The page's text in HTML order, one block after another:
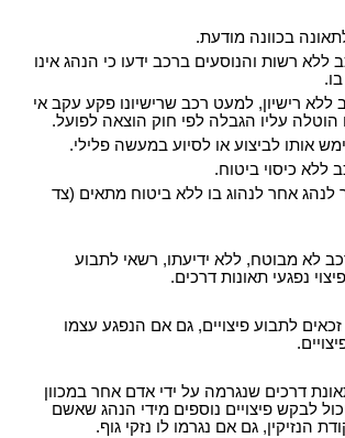
בכוונה מודעת.
רשות והנוסעים ברכב ידעו כי הנהג אינו
רישיון, למעט רכב שרישיונו פקע עקב אי
עליו הגבלה לפי חוק הוצאה לפועל.
אותו לביצוע או לסיוע במעשה פלילי.
כיסוי ביטוח.
לנהג אחר לנהוג בו ללא ביטוח מתאים (צד
לא מבוטח, ללא ידיעתו, רשאי לתבוע
נפגעי תאונות דרכים.
זכאים לתבוע פיצויים, גם אם הנפגע עצמו
דרכים שנגרמה על ידי אדם אחר במכוון
לבקש פיצויים נוספים מידי הנהג שאשם
הנזיקין, גם אם נגרמו לו נזקי גוף.